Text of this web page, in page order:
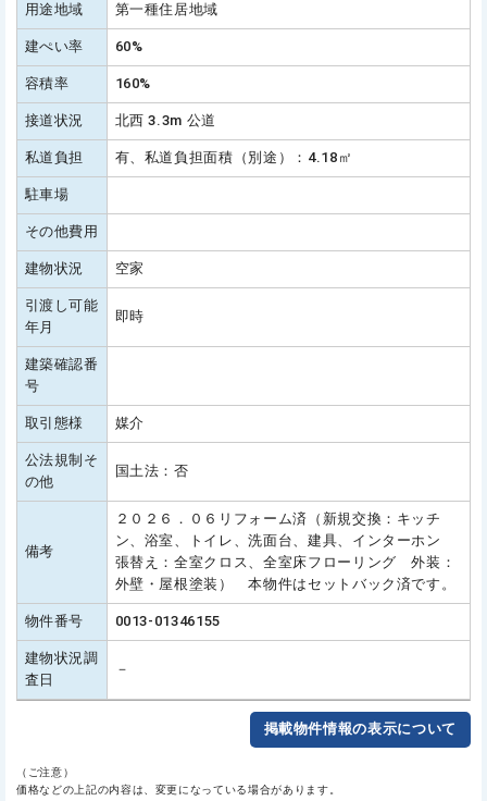
用途地域 第一種住居地域
建ぺい率 60%
容積率 160%
接道状況 北西 3.3m 公道
私道負担 有、私道負担面積（別途）：4.18㎡
駐車場
その他費用
建物状況 空家
引渡し可能
年月
即時
建築確認番
号
取引態様 媒介
公法規制そ
の他
国土法：否
備考
２０２６．０６リフォーム済（新規交換：キッチ
ン、浴室、トイレ、洗面台、建具、インターホン
張替え：全室クロス、全室床フローリング 外装：
外壁・屋根塗装） 本物件はセットバック済です。
物件番号 0013-01346155
建物状況調
査日
－
掲載物件情報の表示について
（ご注意）
価格などの上記の内容は、変更になっている場合があります。